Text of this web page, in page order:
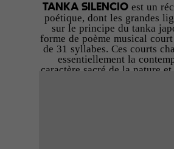
TANKA SILENCIO est un
poétique, dont les grandes
sur le principe du tanka
forme de poème musical
de 31 syllabes. Ces courts
essentiellement la
caractère sacré de la nature